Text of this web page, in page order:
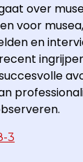
over
voor
en
3